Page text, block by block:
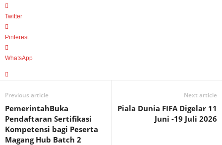
Twitter
Pinterest
WhatsApp
Previous article
PemerintahBuka
Pendaftaran Sertifikasi
Kompetensi bagi Peserta
Magang Hub Batch 2
Next article
Piala Dunia FIFA Digelar 11
Juni -19 Juli 2026